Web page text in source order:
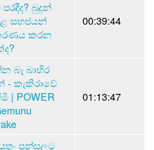
බුදුන්
සහජයන්
කරන
00:39:44
බෑ බාහිර
- කැකිරාවේ
| POWER
01:13:47
පන්සලට